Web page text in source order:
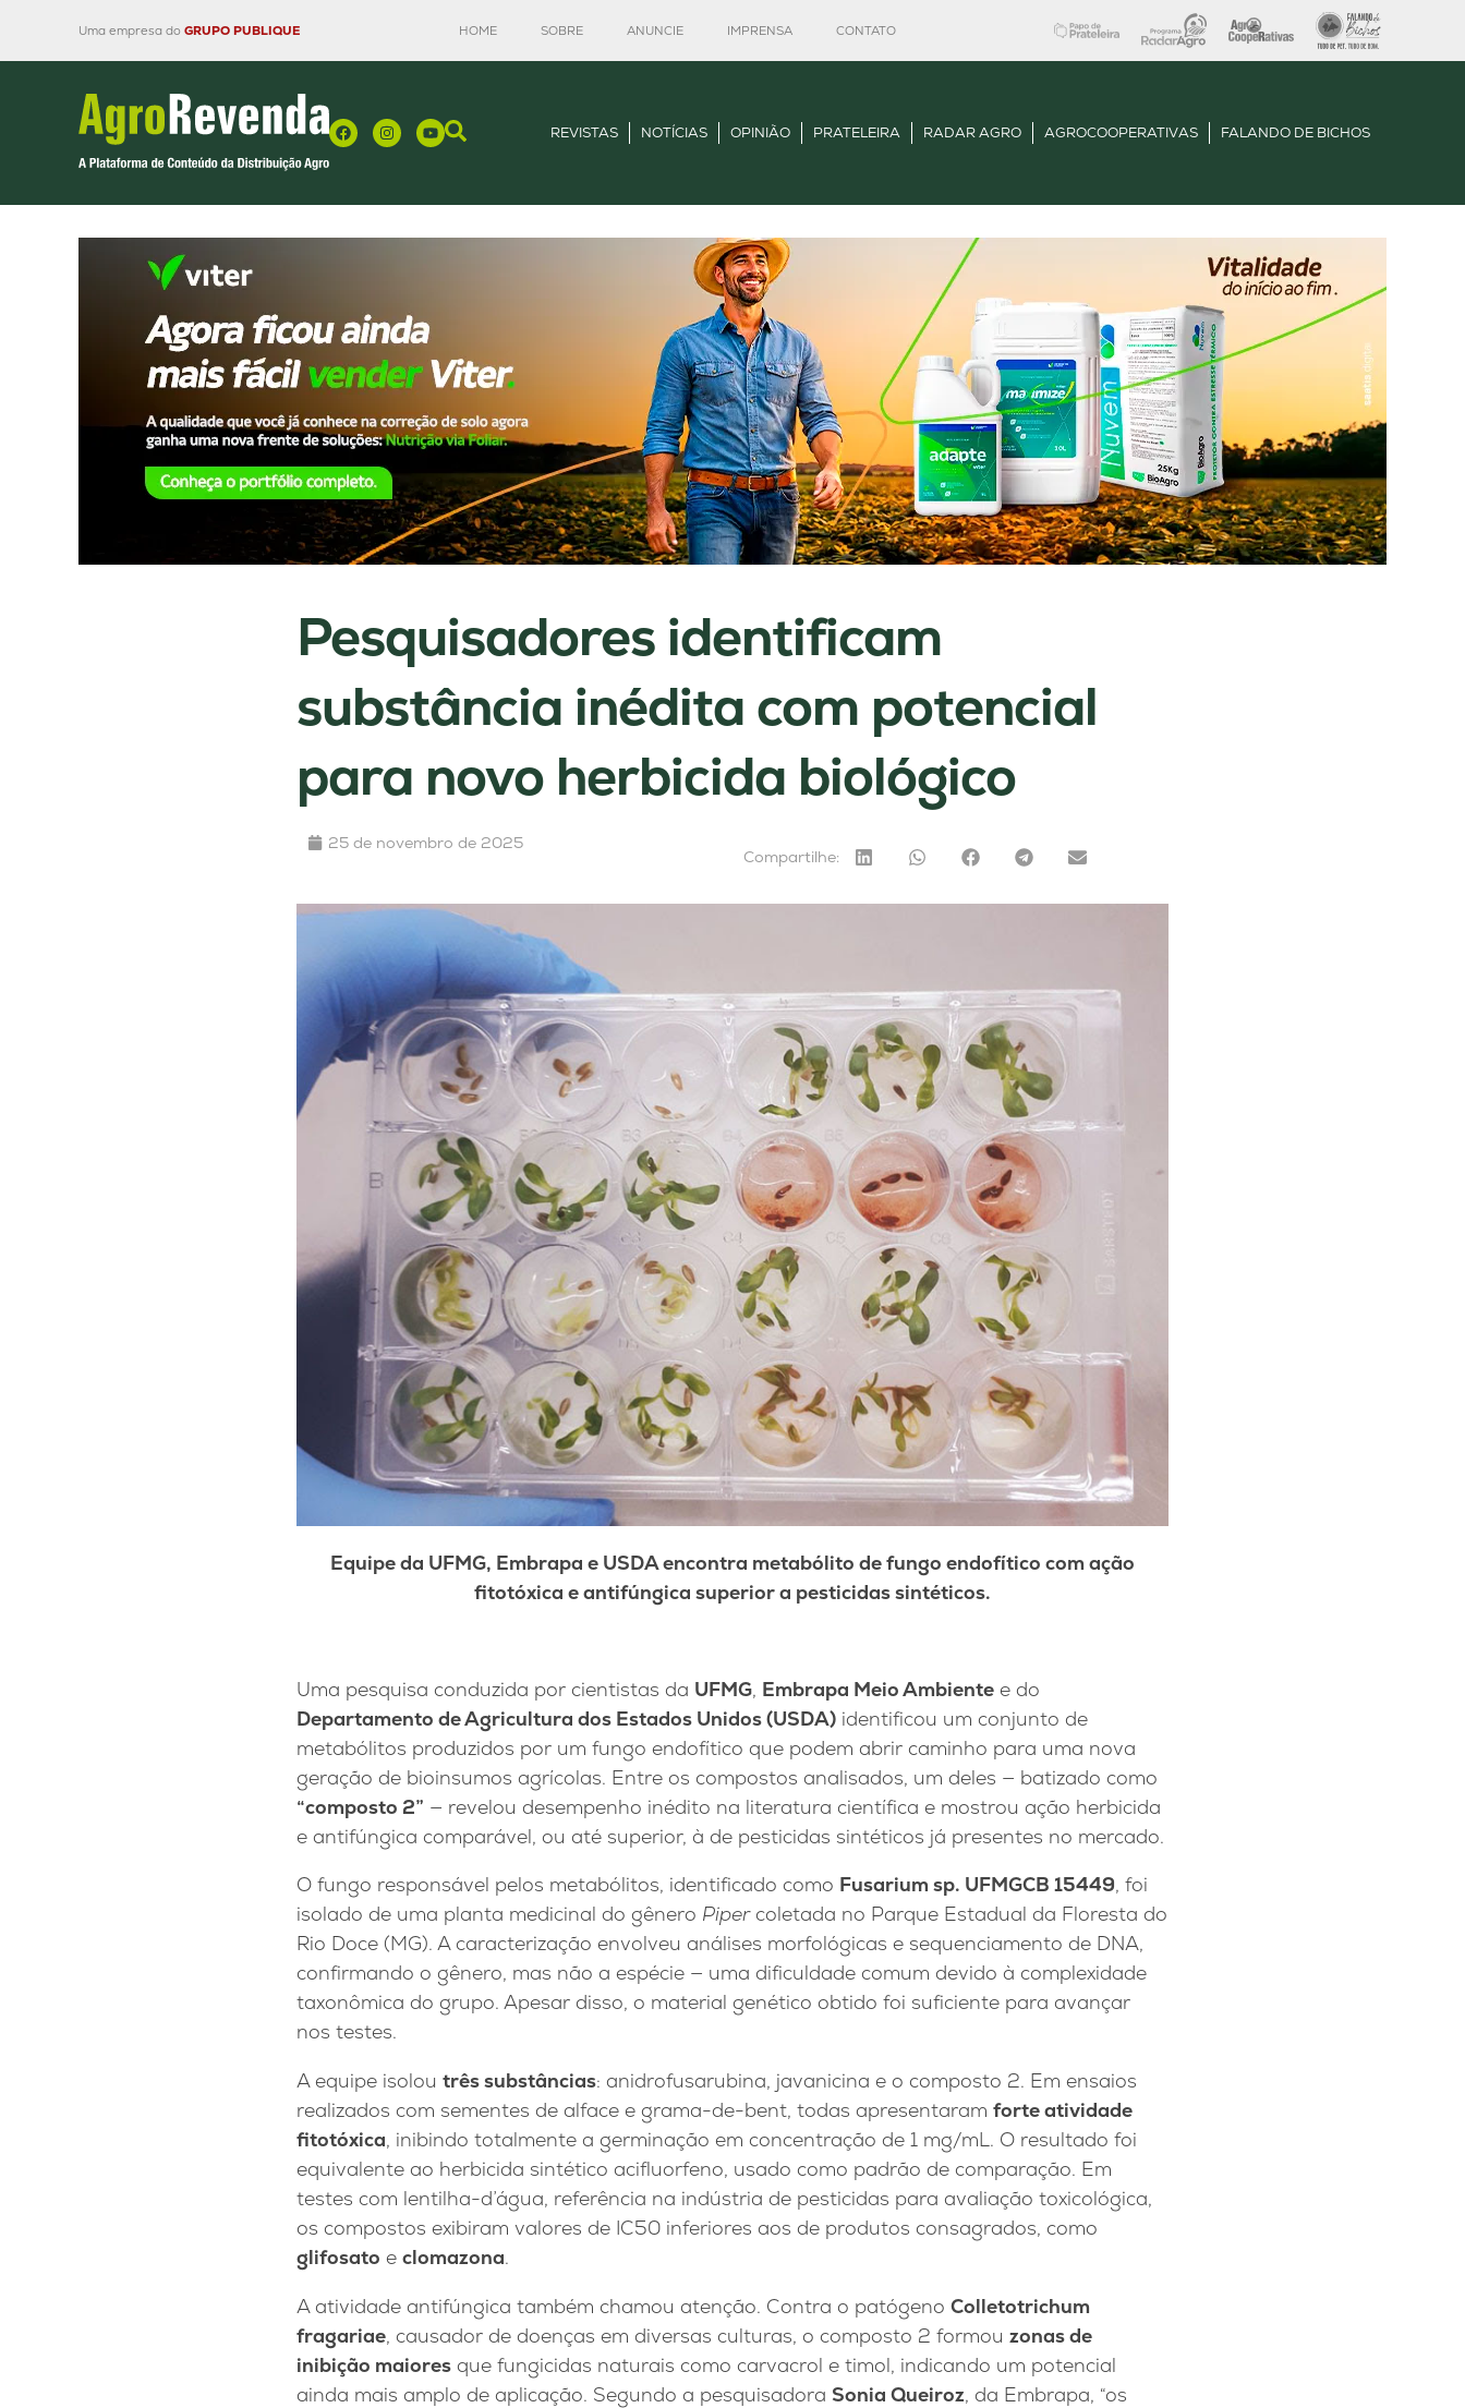
Uma empresa do GRUPO PUBLIQUE HOME SOBRE ANUNCIE IMPRENSA CONTATO
REVISTAS NOTÍCIAS OPINIÃO PRATELEIRA RADAR AGRO AGROCOOPERATIVAS FALANDO DE BICHOS
Pesquisadores identificam
substância inédita com potencial
para novo herbicida biológico
25 de novembro de 2025
Compartilhe:
Equipe da UFMG, Embrapa e USDA encontra metabólito de fungo endofítico com ação
fitotóxica e antifúngica superior a pesticidas sintéticos.
Uma pesquisa conduzida por cientistas da UFMG, Embrapa Meio Ambiente e do
Departamento de Agricultura dos Estados Unidos (USDA) identificou um conjunto de
metabólitos produzidos por um fungo endofítico que podem abrir caminho para uma nova
geração de bioinsumos agrícolas. Entre os compostos analisados, um deles — batizado como
“composto 2” — revelou desempenho inédito na literatura científica e mostrou ação herbicida
e antifúngica comparável, ou até superior, à de pesticidas sintéticos já presentes no mercado.
O fungo responsável pelos metabólitos, identificado como Fusarium sp. UFMGCB 15449, foi
isolado de uma planta medicinal do gênero Pipercoletada no Parque Estadual da Floresta do
Rio Doce (MG). A caracterização envolveu análises morfológicas e sequenciamento de DNA,
confirmando o gênero, mas não a espécie — uma dificuldade comum devido à complexidade
taxonômica do grupo. Apesar disso, o material genético obtido foi suficiente para avançar
nos testes.
A equipe isolou três substâncias: anidrofusarubina, javanicina e o composto 2. Em ensaios
realizados com sementes de alface e grama-de-bent, todas apresentaram forte atividade
fitotóxica, inibindo totalmente a germinação em concentração de 1 mg/mL. O resultado foi
equivalente ao herbicida sintético acifluorfeno, usado como padrão de comparação. Em
testes com lentilha-d’água, referência na indústria de pesticidas para avaliação toxicológica,
os compostos exibiram valores de IC50 inferiores aos de produtos consagrados, como
glifosato e clomazona.
A atividade antifúngica também chamou atenção. Contra o patógeno Colletotrichum
fragariae, causador de doenças em diversas culturas, o composto 2 formou zonas de
inibição maiores que fungicidas naturais como carvacrol e timol, indicando um potencial
ainda mais amplo de aplicação. Segundo a pesquisadora Sonia Queiroz, da Embrapa, “os